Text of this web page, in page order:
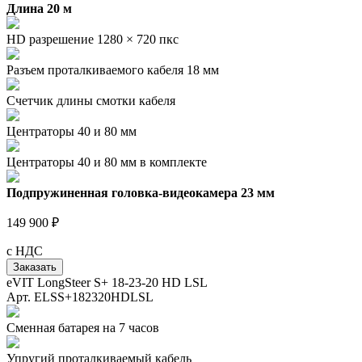
Длина 20 м
HD разрешение 1280 × 720 пкс
Разъем проталкиваемого кабеля 18 мм
Счетчик длины смотки кабеля
Центраторы 40 и 80 мм
Центраторы 40 и 80 мм в комплекте
Подпружиненная головка-видеокамера 23 мм
149 900 ₽
с НДС
Заказать
eVIT LongSteer S+ 18-23-20 HD LSL
Арт. ELSS+182320HDLSL
Сменная батарея на 7 часов
Упругий проталкиваемый кабель